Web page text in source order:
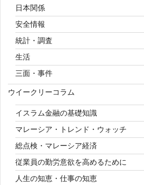
日本関係
安全情報
統計・調査
生活
三面・事件
ウイークリーコラム
イスラム金融の基礎知識
マレーシア・トレンド・ウォッチ
総点検・マレーシア経済
従業員の勤労意欲を高めるために
人生の知恵・仕事の知恵